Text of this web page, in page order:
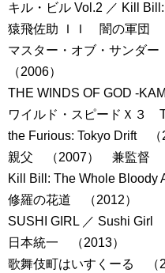
キル・ビル Vol.2 ／ Kill
猿飛佐助 ＩＩ 闇の軍団
マスター・オブ・サンダ
（2006）
THE WINDS OF GOD -
ワイルド・スピードＸ３
the Furious: Tokyo Drift
親父 （2007） 兼監督
Kill Bill: The Whole
修羅の花道 （2012）
SUSHI GIRL ／ Sushi
日本統一 （2013）
歌舞伎町はいすくーる （